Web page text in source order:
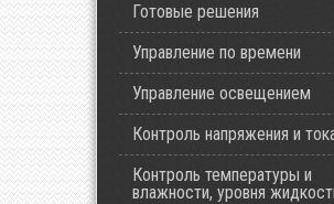
Готовые решения
Управление по времени
Управление освещением
Контроль напряжения и
Контроль температуры и
влажности, уровня